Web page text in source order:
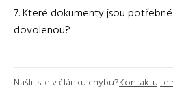
7. Které dokumenty jsou
dovolenou?
Našli jste v článku chybu?Kontaktujte